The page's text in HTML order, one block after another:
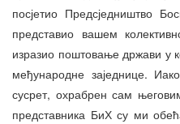
посјетио Предсједништво
представио вашем
изразио поштовање држави у
међународне заједнице.
сусрет, охрабрен сам
представника БиХ су ми